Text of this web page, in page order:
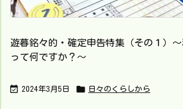
遊暮銘々的・確定申告特集（その１）
って何ですか？～
 2024年3月5日  日々のくらしから